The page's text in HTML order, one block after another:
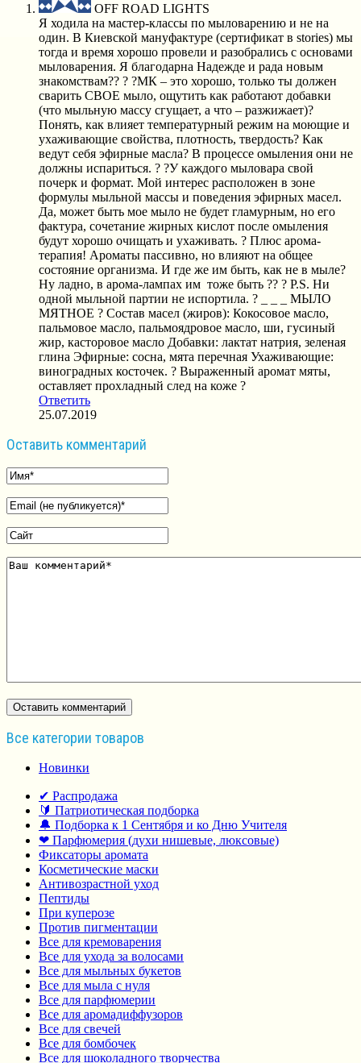
OFF ROAD LIGHTS
Я ходила на мастер-классы по мыловарению и не на
один. В Киевской мануфактуре (сертификат в stories) мы
тогда и время хорошо провели и разобрались с основами
мыловарения. Я благодарна Надежде и рада новым
знакомствам?? ? ?МК – это хорошо, только ты должен
сварить СВОЕ мыло, ощутить как работают добавки
(что мыльную массу сгущает, а что – разжижает)?
Понять, как влияет температурный режим на моющие и
ухаживающие свойства, плотность, твердость? Как
ведут себя эфирные масла? В процессе омыления они не
должны испариться. ? ?У каждого мыловара свой
почерк и формат. Мой интерес расположен в зоне
формулы мыльной массы и поведения эфирных масел.
Да, может быть мое мыло не будет гламурным, но его
фактура, сочетание жирных кислот после омыления
будут хорошо очищать и ухаживать. ? Плюс арома-
терапия! Ароматы пассивно, но влияют на общее
состояние организма. И где же им быть, как не в мыле?
Ну ладно, в арома-лампах им тоже быть ?? ? P.S. Ни
одной мыльной партии не испортила. ? _ _ _ МЫЛО
МЯТНОЕ ? Состав масел (жиров): Кокосовое масло,
пальмовое масло, пальмоядровое масло, ши, гусиный
жир, касторовое масло Добавки: лактат натрия, зеленая
глина Эфирные: сосна, мята перечная Ухаживающие:
виноградных косточек. ? Выраженный аромат мяты,
оставляет прохладный след на коже ?
Ответить
25.07.2019
Оставить комментарий
Все категории товаров
Новинки
✔ Распродажа
🔰 Патриотическая подборка
🔔 Подборка к 1 Сентября и ко Дню Учителя
❤ Парфюмерия (духи нишевые, люксовые)
Фиксаторы аромата
Косметические маски
Антивозрастной уход
Пептиды
При куперозе
Против пигментации
Все для кремоварения
Все для ухода за волосами
Все для мыльных букетов
Все для мыла с нуля
Все для парфюмерии
Все для аромадиффузоров
Все для свечей
Все для бомбочек
Все для шоколадного творчества